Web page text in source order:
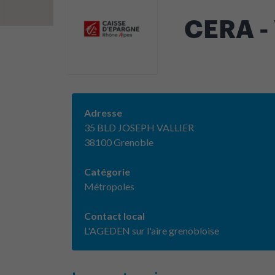
CERA
Adresse
35 BLD JOSEPH VALLIER
38100 Grenoble
Catégorie
Métropoles
Contact local
L'AGEDEN sur l'aire grenobloise